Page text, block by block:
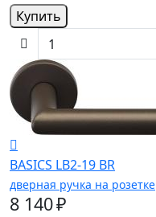
Купить
BASICS LB2-19 BR
дверная ручка на розетке
8 140 ₽